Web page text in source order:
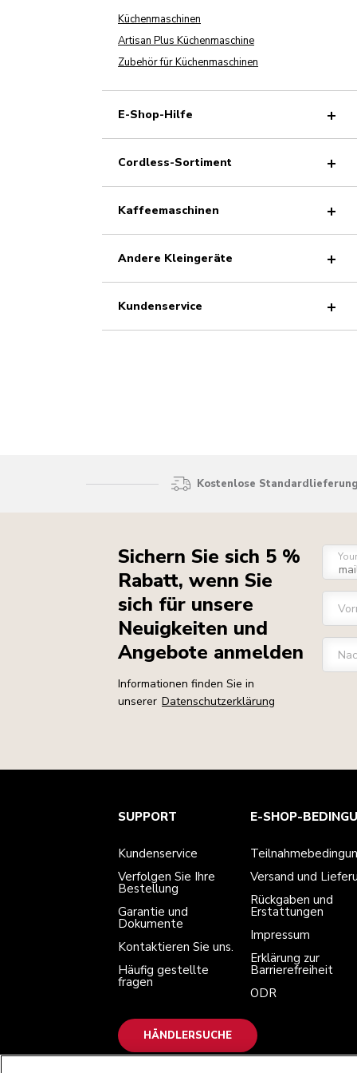
Küchenmaschinen
Artisan Plus Küchenmaschine
Zubehör für Küchenmaschinen
E-Shop-Hilfe
Cordless-Sortiment
Kaffeemaschinen
Andere Kleingeräte
Kundenservice
Kostenlose
Sichern Sie sich 5 %
Rabatt, wenn Sie
sich für unsere
Neuigkeiten und
Angebote anmelden
Informationen finden Sie in
unserer Datenschutzerklärung
Kundenservice
Verfolgen Sie Ihre Bestellung
Häufig gestellte fragen
Teilnahmebedingungen
Versand und Lieferung
Erklärung zur Barrierefreiheit
Die Marke
Unsere Geschichte
Händlersuche
SUPPORT
Kundenservice
Verfolgen Sie Ihre
Bestellung
Garantie und
Dokumente
Kontaktieren Sie uns.
Häufig gestellte
fragen
E-SHOP-
Versand und
Rückgaben und
Erstattungen
Impressum
Erklärung zur
Barrierefreiheit
ODR
HÄNDLERSUCHE